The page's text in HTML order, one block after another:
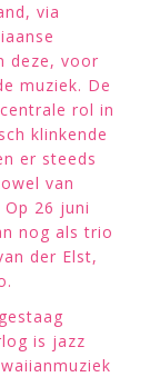
via
deze, voor
muziek. De
rol in
klinkende
er steeds
van
26 juni
nog als trio
der Elst,
is jazz